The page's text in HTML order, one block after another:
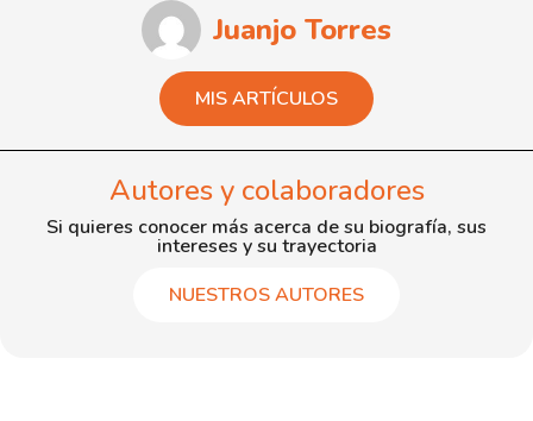
Juanjo Torres
MIS ARTÍCULOS
Autores y colaboradores
Si quieres conocer más acerca de su biografía, sus
intereses y su trayectoria
NUESTROS AUTORES